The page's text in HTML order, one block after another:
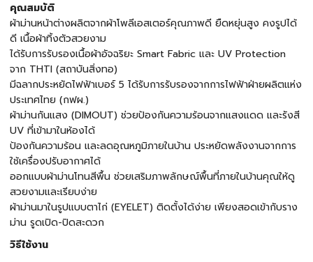
คุณสมบัติ
ผ้าม่านหน้าต่างผลิตจากผ้าโพลีเอสเตอร์คุณภาพดี ยืดหยุ่นสูง คงรูปได้
ดี เนื้อผ้าทิ้งตัวสวยงาม
ได้รับการรับรองเนื้อผ้าอัจฉริยะ Smart Fabric และ UV Protection
จาก THTI (สถาบันสิ่งทอ)
มีฉลากประหยัดไฟฟ้าเบอร์ 5 ได้รับการรับรองจากการไฟฟ้าฝ่ายผลิตแห่ง
ประเทศไทย (กฟผ.)
ผ้าม่านกันแสง (DIMOUT) ช่วยป้องกันความร้อนจากแสงแดด และรังสี
UV ที่เข้ามาในห้องได้
ป้องกันความร้อน และลดอุณหภูมิภายในบ้าน ประหยัดพลังงานจากการ
ใช้เครื่องปรับอากาศได้
ออกแบบผ้าม่านโทนสีพื้น ช่วยเสริมภาพลักษณ์พื้นที่ภายในบ้านคุณให้ดู
สวยงามและเรียบง่าย
ผ้าม่านมาในรูปแบบตาไก่ (EYELET) ติดตั้งได้ง่าย เพียงสอดเข้ากับราง
ม่าน รูดเปิด-ปิดสะดวก
วิธีใช้งาน